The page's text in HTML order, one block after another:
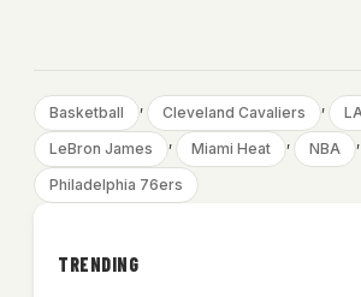
Basketball , Cleveland Cavaliers ,
LeBron James , Miami Heat , NBA ,
Philadelphia 76ers
TRENDING